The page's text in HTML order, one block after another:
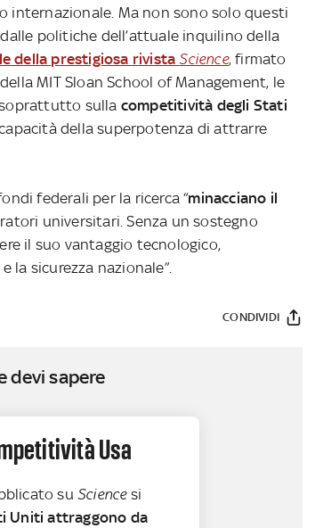
internazionale. Ma non sono solo questi
politiche dell’attuale inquilino della
della prestigiosa rivistaScience, firmato
MIT Sloan School of Management, le
sulla competitività degli Stati
della superpotenza di attrarre
federali per la ricerca “minacciano il
universitari. Senza un sostegno
il suo vantaggio tecnologico,
la sicurezza nazionale”.
CONDIVIDI
devi sapere
Usa
su Sciencesi
Uniti attraggono da